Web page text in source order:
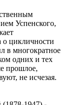
Успенского,
цикличности
в многократное
одних и тех
прошлое,
не исчезая.